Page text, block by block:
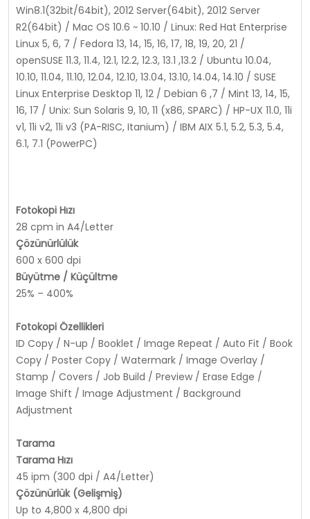
Win8.1(32bit/64bit), 2012 Server(64bit), 2012 Server
R2(64bit) / Mac OS 10.6 ~ 10.10 / Linux: Red Hat Enterprise
Linux 5, 6, 7 / Fedora 13, 14, 15, 16, 17, 18, 19, 20, 21 /
openSUSE 11.3, 11.4, 12.1, 12.2, 12.3, 13.1 ,13.2 / Ubuntu 10.04,
10.10, 11.04, 11.10, 12.04, 12.10, 13.04, 13.10, 14.04, 14.10 / SUSE
Linux Enterprise Desktop 11, 12 / Debian 6 ,7 / Mint 13, 14, 15,
16, 17 / Unix: Sun Solaris 9, 10, 11 (x86, SPARC) / HP-UX 11.0, 11i
v1, 11i v2, 11i v3 (PA-RISC, Itanium) / IBM AIX 5.1, 5.2, 5.3, 5.4,
6.1, 7.1 (PowerPC)
Fotokopi Hızı
28 cpm in A4/Letter
Çözünürlülük
600 x 600 dpi
Büyütme / Küçültme
25% – 400%
Fotokopi Özellikleri
ID Copy / N-up / Booklet / Image Repeat / Auto Fit / Book
Copy / Poster Copy / Watermark / Image Overlay /
Stamp / Covers / Job Build / Preview / Erase Edge /
Image Shift / Image Adjustment / Background
Adjustment
Tarama
Tarama Hızı
45 ipm (300 dpi / A4/Letter)
Çözünürlük (Gelişmiş)
Up to 4,800 x 4,800 dpi